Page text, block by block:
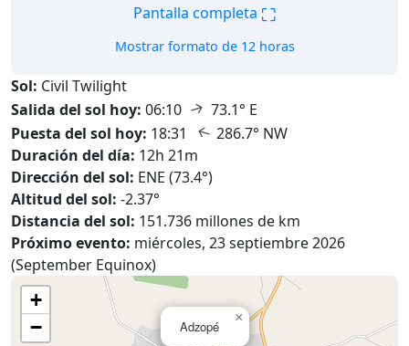
Pantalla completa ⛶
Mostrar formato de 12 horas
Sol: Civil Twilight
Salida del sol hoy: 06:10 ↑ 73.1° E
Puesta del sol hoy: 18:31 ↑ 286.7° NW
Duración del día: 12h 21m
Dirección del sol: ENE (73.4°)
Altitud del sol: -2.37°
Distancia del sol: 151.736 millones de km
Próximo evento: miércoles, 23 septiembre 2026
(September Equinox)
Adzopé
×
+
−